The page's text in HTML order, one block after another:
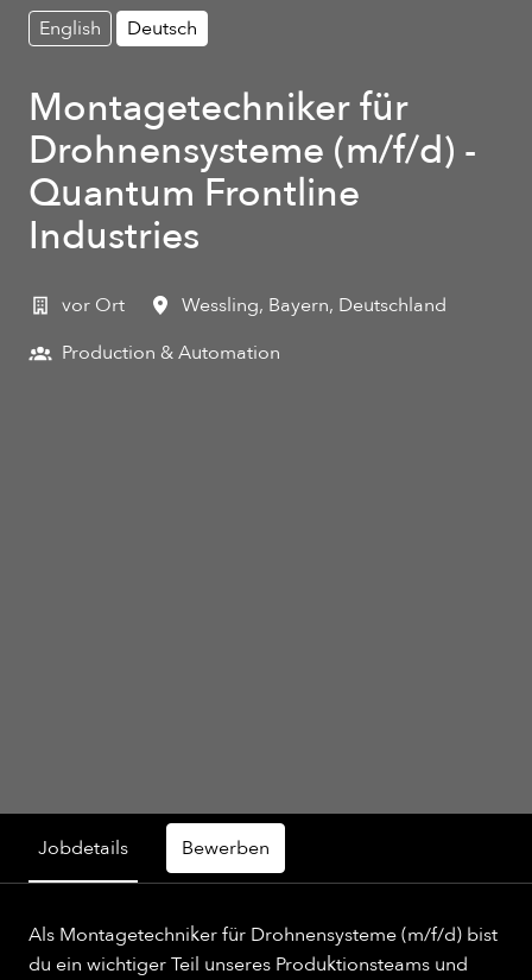
English Deutsch
Montagetechniker für
Drohnensysteme (m/f/d) -
Quantum Frontline
Industries
vor Ort Wessling, Bayern, Deutschland
Production & Automation
Jobdetails Bewerben
Als Montagetechniker für Drohnensysteme (m/f/d) bist
du ein wichtiger Teil unseres Produktionsteams und